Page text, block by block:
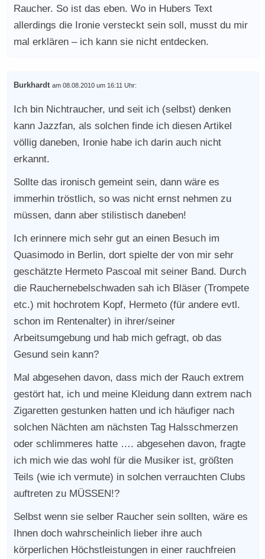
Raucher. So ist das eben. Wo in Hubers Text
allerdings die Ironie versteckt sein soll, musst du mir
mal erklären – ich kann sie nicht entdecken.
Burkhardt am 08.08.2010 um 16:11 Uhr:
Ich bin Nichtraucher, und seit ich (selbst) denken
kann Jazzfan, als solchen finde ich diesen Artikel
völlig daneben, Ironie habe ich darin auch nicht
erkannt.
Sollte das ironisch gemeint sein, dann wäre es
immerhin tröstlich, so was nicht ernst nehmen zu
müssen, dann aber stilistisch daneben!
Ich erinnere mich sehr gut an einen Besuch im
Quasimodo in Berlin, dort spielte der von mir sehr
geschätzte Hermeto Pascoal mit seiner Band. Durch
die Rauchernebelschwaden sah ich Bläser (Trompete
etc.) mit hochrotem Kopf, Hermeto (für andere evtl.
schon im Rentenalter) in ihrer/seiner
Arbeitsumgebung und hab mich gefragt, ob das
Gesund sein kann?
Mal abgesehen davon, dass mich der Rauch extrem
gestört hat, ich und meine Kleidung dann extrem nach
Zigaretten gestunken hatten und ich häufiger nach
solchen Nächten am nächsten Tag Halsschmerzen
oder schlimmeres hatte …. abgesehen davon, fragte
ich mich wie das wohl für die Musiker ist, größten
Teils (wie ich vermute) in solchen verrauchten Clubs
auftreten zu MÜSSEN!?
Selbst wenn sie selber Raucher sein sollten, wäre es
Ihnen doch wahrscheinlich lieber ihre auch
körperlichen Höchstleistungen in einer rauchfreien